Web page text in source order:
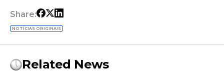
Share:
NOTÍCIAS ORIGINAIS
Related News